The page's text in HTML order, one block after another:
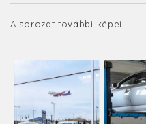
A sorozat további képei: